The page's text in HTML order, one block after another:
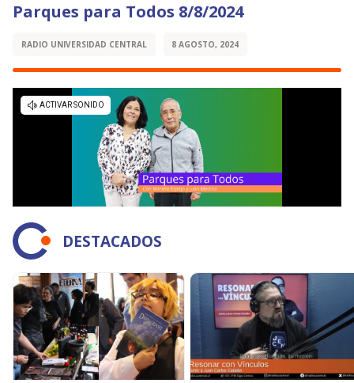
Parques para Todos 8/8/2024
RADIO UNIVERSIDAD CENTRAL 8 AGOSTO, 2024
DESTACADOS